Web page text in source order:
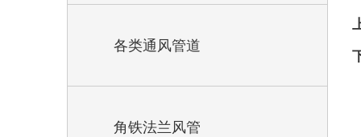
各类通风管道
角铁法兰风管